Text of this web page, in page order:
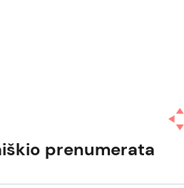
prenumerata